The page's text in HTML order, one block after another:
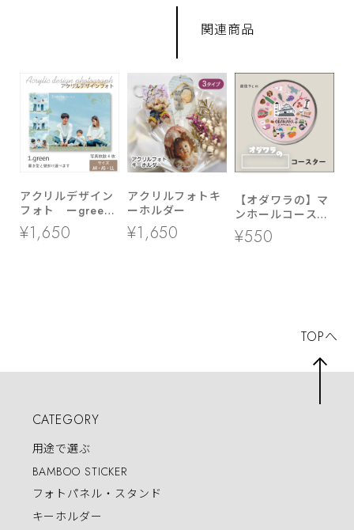
関連商品
アクリルデザイン
フォト ーgreen
ー ▶ LL・A5・
A4サイズ
¥1,650
アクリルフォトキ
ーホルダー
¥1,650
【オダワラの】マ
ンホールコースタ
ー
¥550
CATEGORY
用途で選ぶ
BAMBOO STICKER
フォトパネル・スタンド
キーホルダー
TOPへ